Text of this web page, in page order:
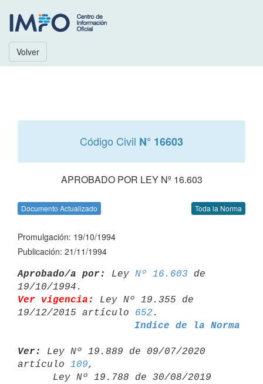
Volver
Código Civil N° 16603
APROBADO POR LEY Nº 16.603
Documento Actualizado Toda la Norma
Promulgación: 19/10/1994
Publicación: 21/11/1994
Aprobado/a por: Ley Nº 16.603 de
Ver vigencia:
Ley Nº 19.355 de
19/12/2015 artículo 652
Indice de la Norma
Ver:
Ley Nº 19.889 de 09/07/2020
artículo 109,